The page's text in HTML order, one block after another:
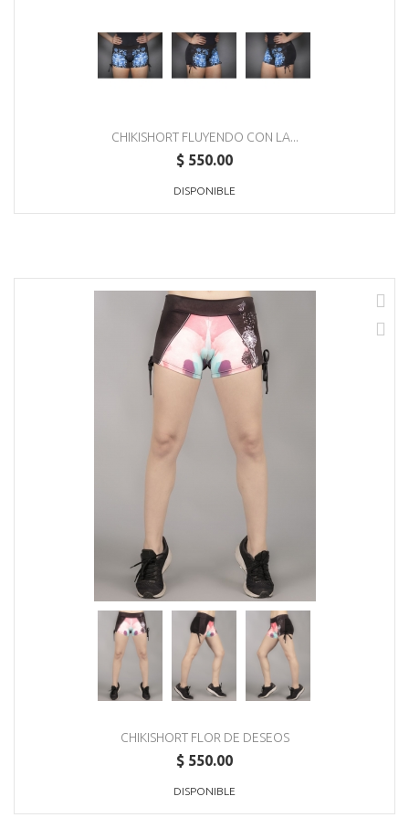
CHIKISHORT FLUYENDO CON LA...
$ 550.00
DISPONIBLE
CHIKISHORT FLOR DE DESEOS
$ 550.00
DISPONIBLE